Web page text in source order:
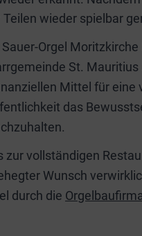
wieder spielbar
Orgel
St. Mauritius
Mittel für eine
das
vollständigen
Wunsch
durch die